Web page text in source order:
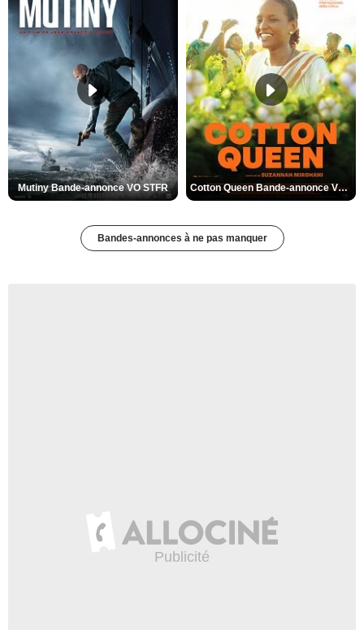
Mutiny Bande-annonce VO STFR Cotton Queen Bande-annonce VO STFR
Bandes-annonces à ne pas manquer